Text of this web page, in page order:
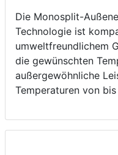
Die Monosplit-
Technologie ist
umweltfreundlichem
die gewünschten
außergewöhnliche
Temperaturen von bis